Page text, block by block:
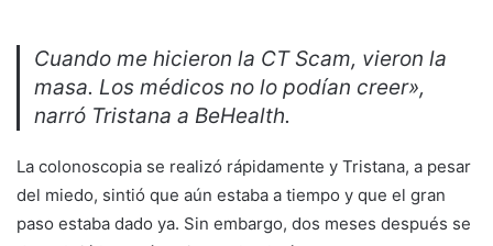
Cuando me hicieron la CT Scam, vieron la
masa. Los médicos no lo podían creer»,
narró Tristana a BeHealth.
La colonoscopia se realizó rápidamente y Tristana, a pesar
del miedo, sintió que aún estaba a tiempo y que el gran
paso estaba dado ya. Sin embargo, dos meses después se